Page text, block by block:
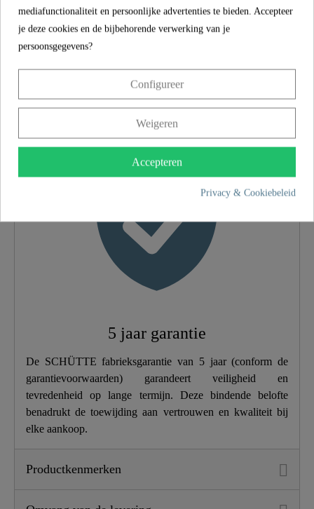
UBA Messing
Chroom
27,0 Cm
4,0 Cm
EIGENSCHAPPEN
5 jaar garantie
5 jaar garantie
De SCHÜTTE fabrieksgarantie van 5 jaar (conform de
garantievoorwaarden) garandeert veiligheid en
tevredenheid op lange termijn. Deze bindende belofte
benadrukt de toewijding aan vertrouwen en kwaliteit bij
elke aankoop.
Productkenmerken
mediafunctionaliteit en persoonlijke advertenties te bieden. Accepteer
je deze cookies en de bijbehorende verwerking van je
persoonsgegevens?
Configureer
Weigeren
Accepteren
Privacy & Cookiebeleid